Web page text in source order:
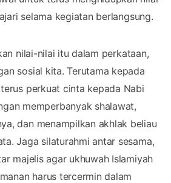
selama kegiatan berlangsung.
nilai-nilai itu dalam perkataan,
sosial kita. Terutama kepada
perkuat cinta kepada Nabi
memperbanyak shalawat,
dan menampilkan akhlak beliau
Jaga silaturahmi antar sesama,
majelis agar ukhuwah Islamiyah
harus tercermin dalam